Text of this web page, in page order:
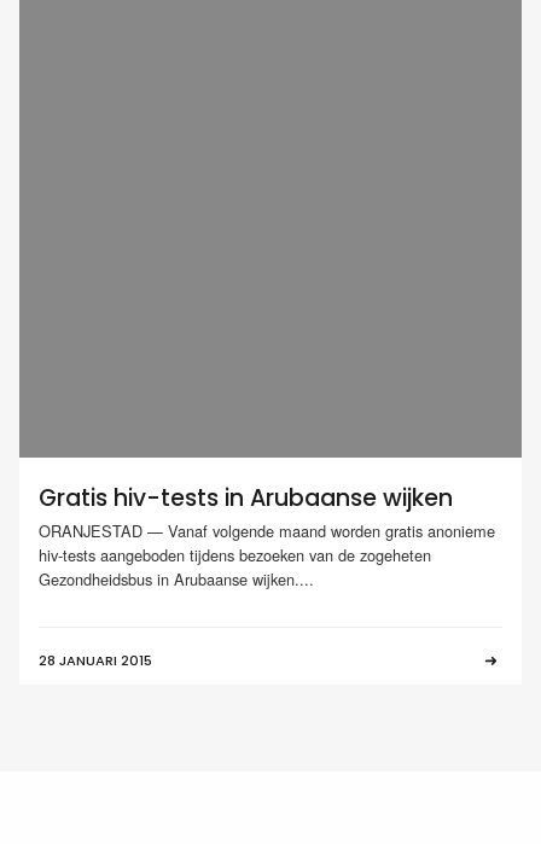
Gratis hiv-tests in Arubaanse wijken
ORANJESTAD — Vanaf volgende maand worden gratis anonieme
hiv-tests aangeboden tijdens bezoeken van de zogeheten
Gezondheidsbus in Arubaanse wijken....
28 JANUARI 2015